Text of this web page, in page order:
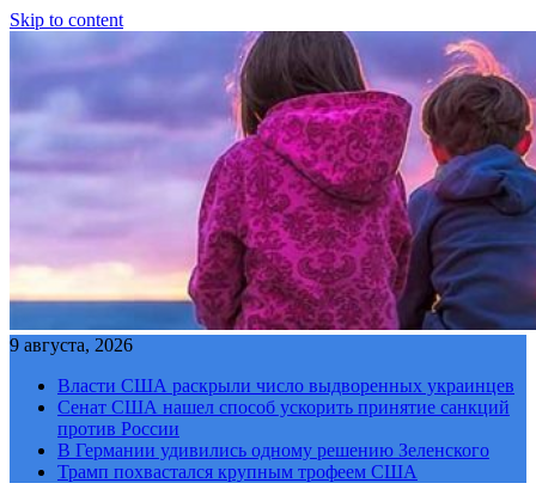
Skip to content
9 августа, 2026
Власти США раскрыли число выдворенных украинцев
Сенат США нашел способ ускорить принятие санкций
против России
В Германии удивились одному решению Зеленского
Трамп похвастался крупным трофеем США